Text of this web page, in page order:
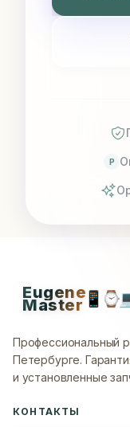
P
Eugene
Master📱 ⌚
Профессиональный
Петербурге.
и установленные
КОНТАКТЫ